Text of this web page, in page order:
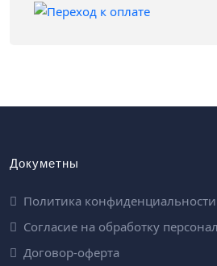
Докуметны
Политика конфиденциальности
Согласие на обработку
Договор-оферта